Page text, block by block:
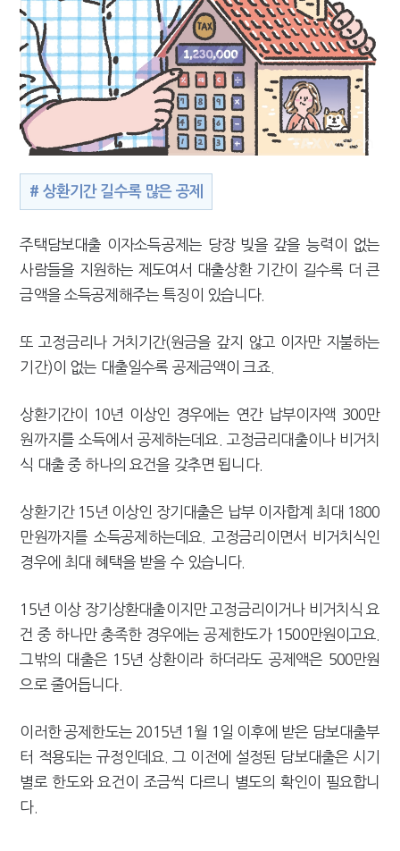
# 상환기간 길수록 많은 공제
주택담보대출 이자소득공제는 당장 빚을 갚을 능력이 없는
사람들을 지원하는 제도여서 대출상환 기간이 길수록 더 큰
금액을 소득공제해주는 특징이 있습니다.
또 고정금리나 거치기간(원금을 갚지 않고 이자만 지불하는
기간)이 없는 대출일수록 공제금액이 크죠.
상환기간이 10년 이상인 경우에는 연간 납부이자액 300만
원까지를 소득에서 공제하는데요. 고정금리대출이나 비거치
식 대출 중 하나의 요건을 갖추면 됩니다.
상환기간 15년 이상인 장기대출은 납부 이자합계 최대 1800
만원까지를 소득공제하는데요. 고정금리이면서 비거치식인
경우에 최대 혜택을 받을 수 있습니다.
15년 이상 장기상환대출이지만 고정금리이거나 비거치식 요
건 중 하나만 충족한 경우에는 공제한도가 1500만원이고요.
그밖의 대출은 15년 상환이라 하더라도 공제액은 500만원
으로 줄어듭니다.
이러한 공제한도는 2015년 1월 1일 이후에 받은 담보대출부
터 적용되는 규정인데요. 그 이전에 설정된 담보대출은 시기
별로 한도와 요건이 조금씩 다르니 별도의 확인이 필요합니
다.